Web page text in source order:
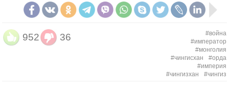
952 36
#война
#император
#монголия
#чингисхан
#орда
#империя
#чингизхан
#чингиз